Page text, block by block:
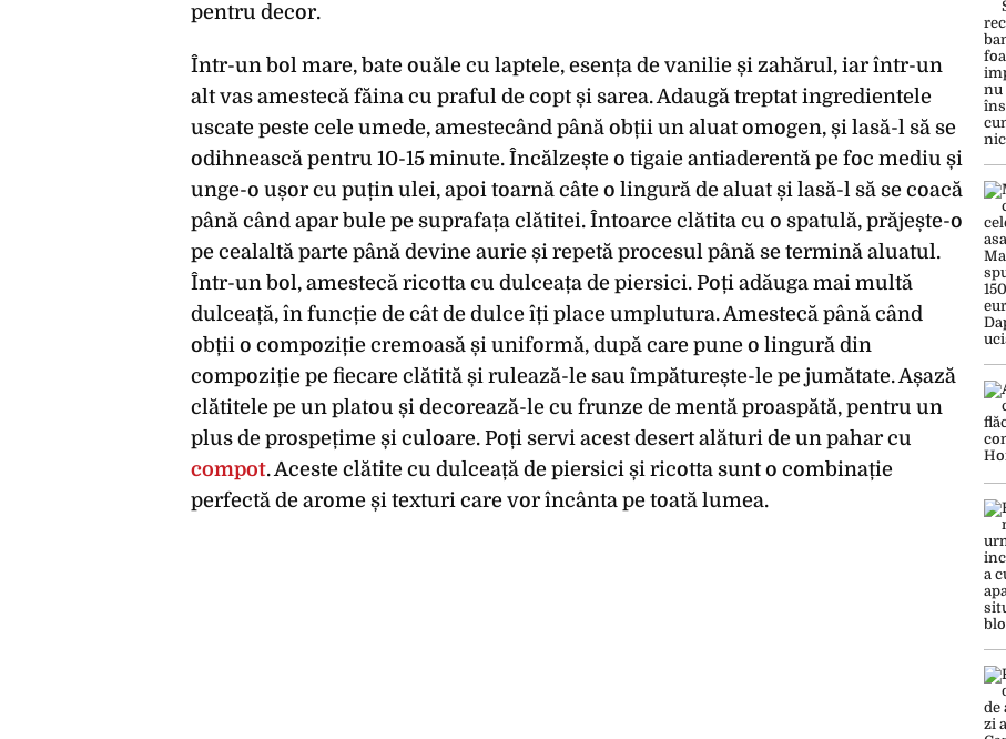
pentru decor.
Într-un bol mare, bate ouăle cu laptele, esența de vanilie și zahărul, iar într-un
alt vas amestecă făina cu praful de copt și sarea. Adaugă treptat ingredientele
uscate peste cele umede, amestecând până obții un aluat omogen, și lasă-l să se
odihnească pentru 10-15 minute. Încălzește o tigaie antiaderentă pe foc mediu și
unge-o ușor cu puțin ulei, apoi toarnă câte o lingură de aluat și lasă-l să se coacă
până când apar bule pe suprafața clătitei. Întoarce clătita cu o spatulă, prăjește-o
pe cealaltă parte până devine aurie și repetă procesul până se termină aluatul.
Într-un bol, amestecă ricotta cu dulceața de piersici. Poți adăuga mai multă
dulceață, în funcție de cât de dulce îți place umplutura. Amestecă până când
obții o compoziție cremoasă și uniformă, după care pune o lingură din
compoziție pe fiecare clătită și rulează-le sau împăturește-le pe jumătate. Așază
clătitele pe un platou și decorează-le cu frunze de mentă proaspătă, pentru un
plus de prospețime și culoare. Poți servi acest desert alături de un pahar cu
compot. Aceste clătite cu dulceață de piersici și ricotta sunt o combinație
perfectă de arome și texturi care vor încânta pe toată lumea.